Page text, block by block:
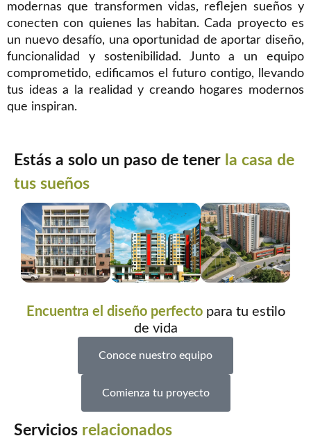
modernas que transformen vidas, reflejen sueños y
conecten con quienes las habitan. Cada proyecto es
un nuevo desafío, una oportunidad de aportar diseño,
funcionalidad y sostenibilidad. Junto a un equipo
comprometido, edificamos el futuro contigo, llevando
tus ideas a la realidad y creando hogares modernos
que inspiran.
Estás a solo un paso de tener la casa de
tus sueños
Encuentra el diseño perfectopara tu estilo
de vida
Conoce nuestro equipo
Comienza tu proyecto
Servicios relacionados